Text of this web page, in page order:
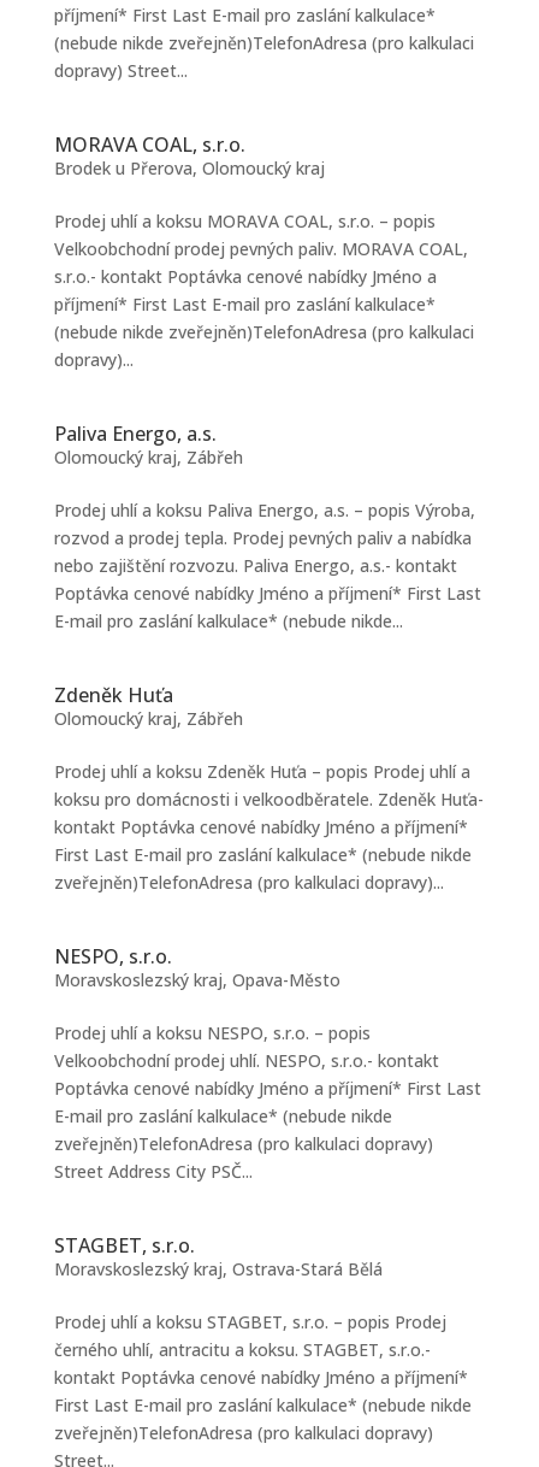
příjmení* First Last E-mail pro zaslání kalkulace*
(nebude nikde zveřejněn)TelefonAdresa (pro kalkulaci
dopravy) Street...
MORAVA COAL, s.r.o.
Brodek u Přerova, Olomoucký kraj
Prodej uhlí a koksu MORAVA COAL, s.r.o. – popis
Velkoobchodní prodej pevných paliv. MORAVA COAL,
s.r.o.- kontakt Poptávka cenové nabídky Jméno a
příjmení* First Last E-mail pro zaslání kalkulace*
(nebude nikde zveřejněn)TelefonAdresa (pro kalkulaci
dopravy)...
Paliva Energo, a.s.
Olomoucký kraj, Zábřeh
Prodej uhlí a koksu Paliva Energo, a.s. – popis Výroba,
rozvod a prodej tepla. Prodej pevných paliv a nabídka
nebo zajištění rozvozu. Paliva Energo, a.s.- kontakt
Poptávka cenové nabídky Jméno a příjmení* First Last
E-mail pro zaslání kalkulace* (nebude nikde...
Zdeněk Huťa
Olomoucký kraj, Zábřeh
Prodej uhlí a koksu Zdeněk Huťa – popis Prodej uhlí a
koksu pro domácnosti i velkoodběratele. Zdeněk Huťa-
kontakt Poptávka cenové nabídky Jméno a příjmení*
First Last E-mail pro zaslání kalkulace* (nebude nikde
zveřejněn)TelefonAdresa (pro kalkulaci dopravy)...
NESPO, s.r.o.
Moravskoslezský kraj, Opava-Město
Prodej uhlí a koksu NESPO, s.r.o. – popis
Velkoobchodní prodej uhlí. NESPO, s.r.o.- kontakt
Poptávka cenové nabídky Jméno a příjmení* First Last
E-mail pro zaslání kalkulace* (nebude nikde
zveřejněn)TelefonAdresa (pro kalkulaci dopravy)
Street Address City PSČ...
STAGBET, s.r.o.
Moravskoslezský kraj, Ostrava-Stará Bělá
Prodej uhlí a koksu STAGBET, s.r.o. – popis Prodej
černého uhlí, antracitu a koksu. STAGBET, s.r.o.-
kontakt Poptávka cenové nabídky Jméno a příjmení*
First Last E-mail pro zaslání kalkulace* (nebude nikde
zveřejněn)TelefonAdresa (pro kalkulaci dopravy)
Street...